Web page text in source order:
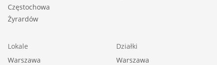
Częstochowa
Żyrardów
Lokale
Warszawa
Działki
Warszawa